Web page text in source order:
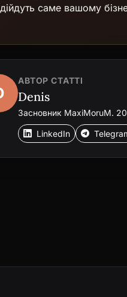
саме вашому
АВТОР СТАТТІ
Denis
Засновник MaxiMoruM.
LinkedIn